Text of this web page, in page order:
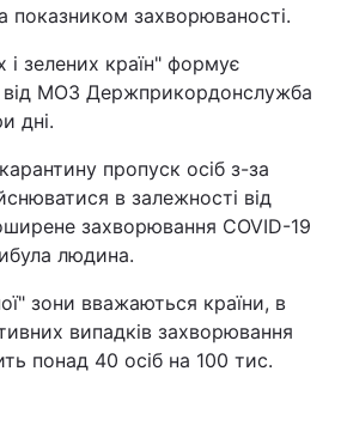
показником захворюваності.
зелених країн" формує
МОЗ Держприкордонслужба
дні.
пропуск осіб з-за
в залежності від
захворювання COVID-19
людина.
зони вважаються країни, в
випадків захворювання
понад 40 осіб на 100 тис.